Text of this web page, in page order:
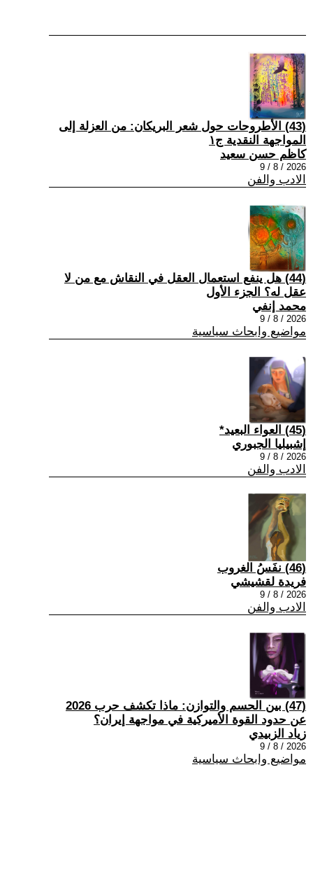
(43) الأطروحات حول شعر البريكان: من العزلة إلى
المواجهة النقدية ج١
كاظم حسن سعيد
2026 / 8 / 9
الادب والفن
(44) هل ينفع استعمال العقل في النقاش مع من لا
عقل له؟ الجزء الأول
محمد إنفي
2026 / 8 / 9
مواضيع وابحاث سياسية
(45) العواء البعيد*
إشبيليا الجبوري
2026 / 8 / 9
الادب والفن
(46) نفَسُ الغروب
فريدة لقشيشي
2026 / 8 / 9
الادب والفن
(47) بين الحسم والتوازن: ماذا تكشف حرب 2026
عن حدود القوة الأميركية في مواجهة إيران؟
زياد الزبيدي
2026 / 8 / 9
مواضيع وابحاث سياسية